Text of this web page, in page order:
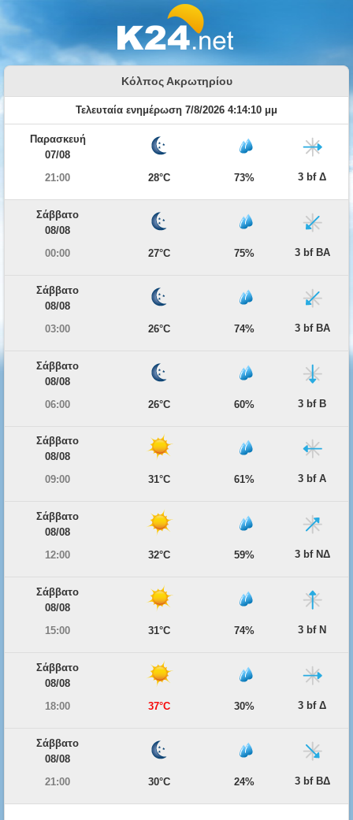
Κόλπος Ακρωτηρίου
Τελευταία ενημέρωση 7/8/2026 4:14:10 μμ
Παρασκευή
07/08
21:00
28°C 73% 3 bf Δ
Σάββατο
08/08
00:00
27°C 75% 3 bf ΒΑ
Σάββατο
08/08
03:00
26°C 74% 3 bf ΒΑ
Σάββατο
08/08
06:00
26°C 60% 3 bf Β
Σάββατο
08/08
09:00
31°C 61% 3 bf Α
Σάββατο
08/08
12:00
32°C 59% 3 bf ΝΔ
Σάββατο
08/08
15:00
31°C 74% 3 bf Ν
Σάββατο
08/08
18:00
37°C 30% 3 bf Δ
Σάββατο
08/08
21:00
30°C 24% 3 bf ΒΔ